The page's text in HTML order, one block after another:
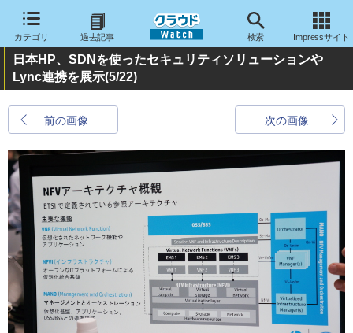
カテゴリ 過去記事 検索 Impressサイト
日本HP、SDNを使ったセキュリティソリューションや
Lync連携を展示(5/22)
前の画像 次の画像